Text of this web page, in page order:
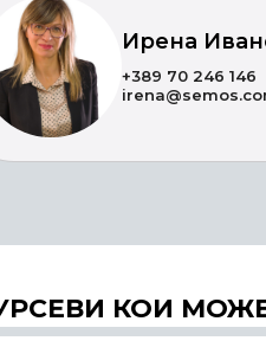
Ирена
+389 70 246 146
КОИ